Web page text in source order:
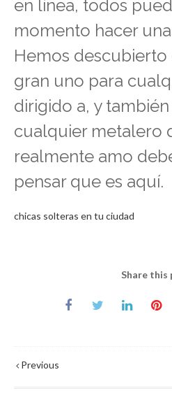
en línea, todos
momento hacer
Hemos
gran uno para
dirigido a, y
cualquier metalero
realmente amo
pensar que es aquí.
chicas solteras en tu ciudad
Share this
Previous